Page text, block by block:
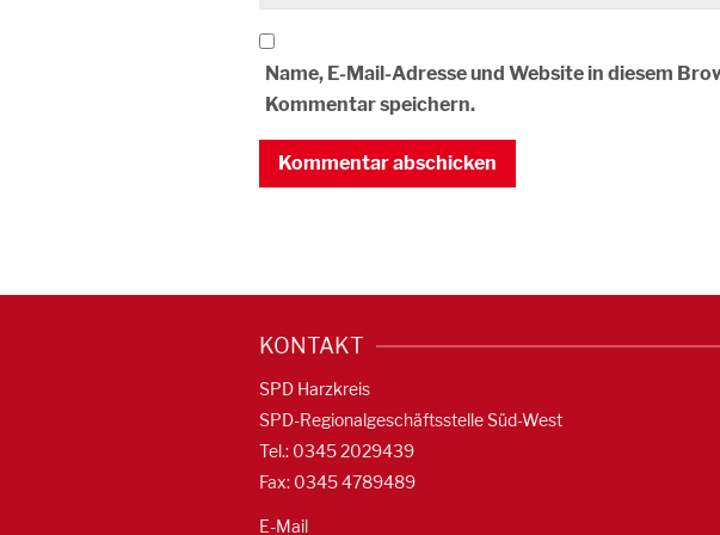
Name, E-Mail-Adresse und Website in diesem
Kommentar speichern.
KONTAKT
SPD Harzkreis
SPD-Regionalgeschäftsstelle Süd-West
Tel.: 0345 2029439
Fax: 0345 4789489
E-Mail